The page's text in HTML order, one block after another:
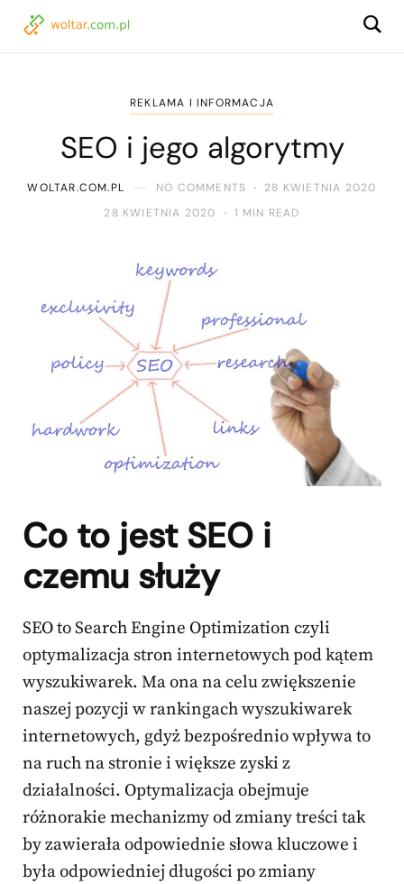
REKLAMA I INFORMACJA
SEO i jego algorytmy
WOLTAR.COM.PL NO COMMENTS
28 KWIETNIA 2020
28 KWIETNIA 2020
1 MIN READ
Co to jest SEO i
czemu służy
SEO to Search Engine Optimization czyli
optymalizacja stron internetowych pod kątem
wyszukiwarek. Ma ona na celu zwiększenie
naszej pozycji w rankingach wyszukiwarek
internetowych, gdyż bezpośrednio wpływa to
na ruch na stronie i większe zyski z
działalności. Optymalizacja obejmuje
różnorakie mechanizmy od zmiany treści tak
by zawierała odpowiednie słowa kluczowe i
była odpowiedniej długości po zmiany